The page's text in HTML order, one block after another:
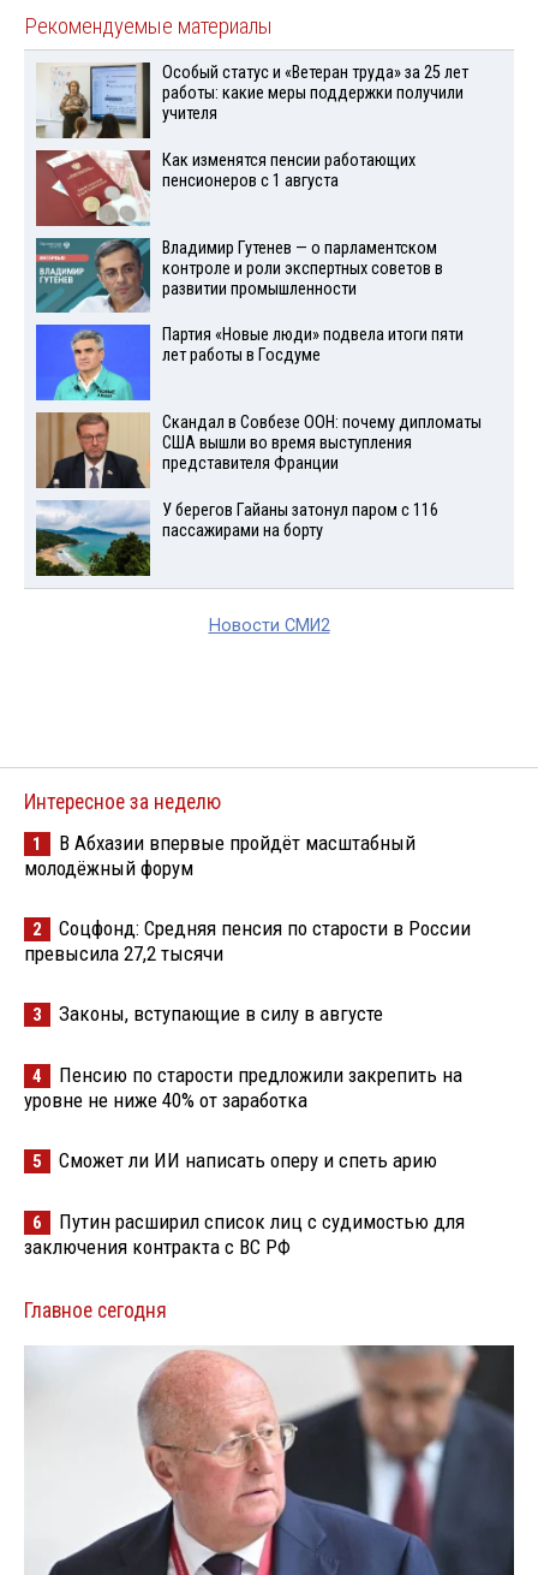
Рекомендуемые материалы
Особый статус и «Ветеран труда» за 25 лет
работы: какие меры поддержки получили
учителя
Как изменятся пенсии работающих
пенсионеров с 1 августа
Владимир Гутенев — о парламентском
контроле и роли экспертных советов в
развитии промышленности
Партия «Новые люди» подвела итоги пяти
лет работы в Госдуме
Скандал в Совбезе ООН: почему дипломаты
США вышли во время выступления
представителя Франции
У берегов Гайаны затонул паром с 116
пассажирами на борту
Новости СМИ2
Интересное за неделю
1
В Абхазии впервые пройдёт масштабный
молодёжный форум
2
Соцфонд: Средняя пенсия по старости в России
превысила 27,2 тысячи
3 Законы, вступающие в силу в августе
4
Пенсию по старости предложили закрепить на
уровне не ниже 40% от заработка
5 Сможет ли ИИ написать оперу и спеть арию
6
Путин расширил список лиц с судимостью для
заключения контракта с ВС РФ
Главное сегодня